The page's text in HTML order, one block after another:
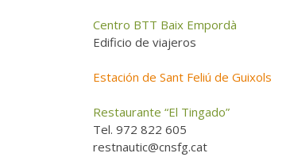
Centro BTT Baix Empordà
Edificio de viajeros
Estación de Sant Feliú de Guixols
Restaurante “El Tingado”
Tel. 972 822 605
restnautic@cnsfg.cat